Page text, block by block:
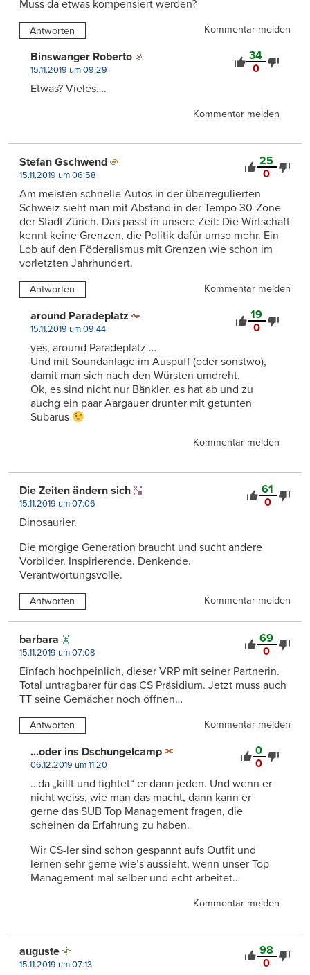
Muss da etwas kompensiert werden?
Antworten Kommentar melden
34
0
Binswanger Roberto
15.11.2019 um 09:29
Etwas? Vieles….
Kommentar melden
25
0
Stefan Gschwend
15.11.2019 um 06:58
Am meisten schnelle Autos in der überregulierten
Schweiz sieht man mit Abstand in der Tempo 30-Zone
der Stadt Zürich. Das passt in unsere Zeit: Die Wirtschaft
kennt keine Grenzen, die Politik dafür umso mehr. Ein
Lob auf den Föderalismus mit Grenzen wie schon im
vorletzten Jahrhundert.
Antworten Kommentar melden
19
0
around Paradeplatz
15.11.2019 um 09:44
yes, around Paradeplatz …
Und mit Soundanlage im Auspuff (oder sonstwo),
damit man sich nach den Würsten umdreht.
Ok, es sind nicht nur Bänkler. es hat ab und zu
auchg ein paar Aargauer drunter mit getunten
Subarus
Kommentar melden
61
0
Die Zeiten ändern sich
15.11.2019 um 07:06
Dinosaurier.
Die morgige Generation braucht und sucht andere
Vorbilder. Inspirierende. Denkende.
Verantwortungsvolle.
Antworten Kommentar melden
69
0
barbara
15.11.2019 um 07:08
Einfach hochpeinlich, dieser VRP mit seiner Partnerin.
Total untragbarer für das CS Präsidium. Jetzt muss auch
TT seine Gemächer noch öffnen…
Antworten Kommentar melden
0
0
...oder ins Dschungelcamp
06.12.2019 um 11:20
…da „killt und fightet“ er dann jeden. Und wenn er
nicht weiss, wie man das macht, dann kann er
gerne das SUB Top Management fragen, die
scheinen da Erfahrung zu haben.
Wir CS-ler sind schon gespannt aufs Outfit und
lernen sehr gerne wie’s aussieht, wenn unser Top
Management mal selber und echt arbeitet…
Kommentar melden
98
0
auguste
15.11.2019 um 07:13